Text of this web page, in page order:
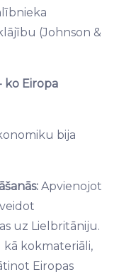
(Johnson &
ko Eiropa
bija
Apvienojot
uz Lielbritāniju.
kā kokmateriāli,
Eiropas